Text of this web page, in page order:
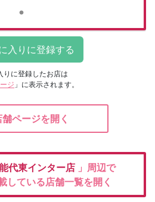
りに登録したお店は
ジ 」に表示されます。
ページを開く
代東インター店 」周辺で
している店舗一覧を開く